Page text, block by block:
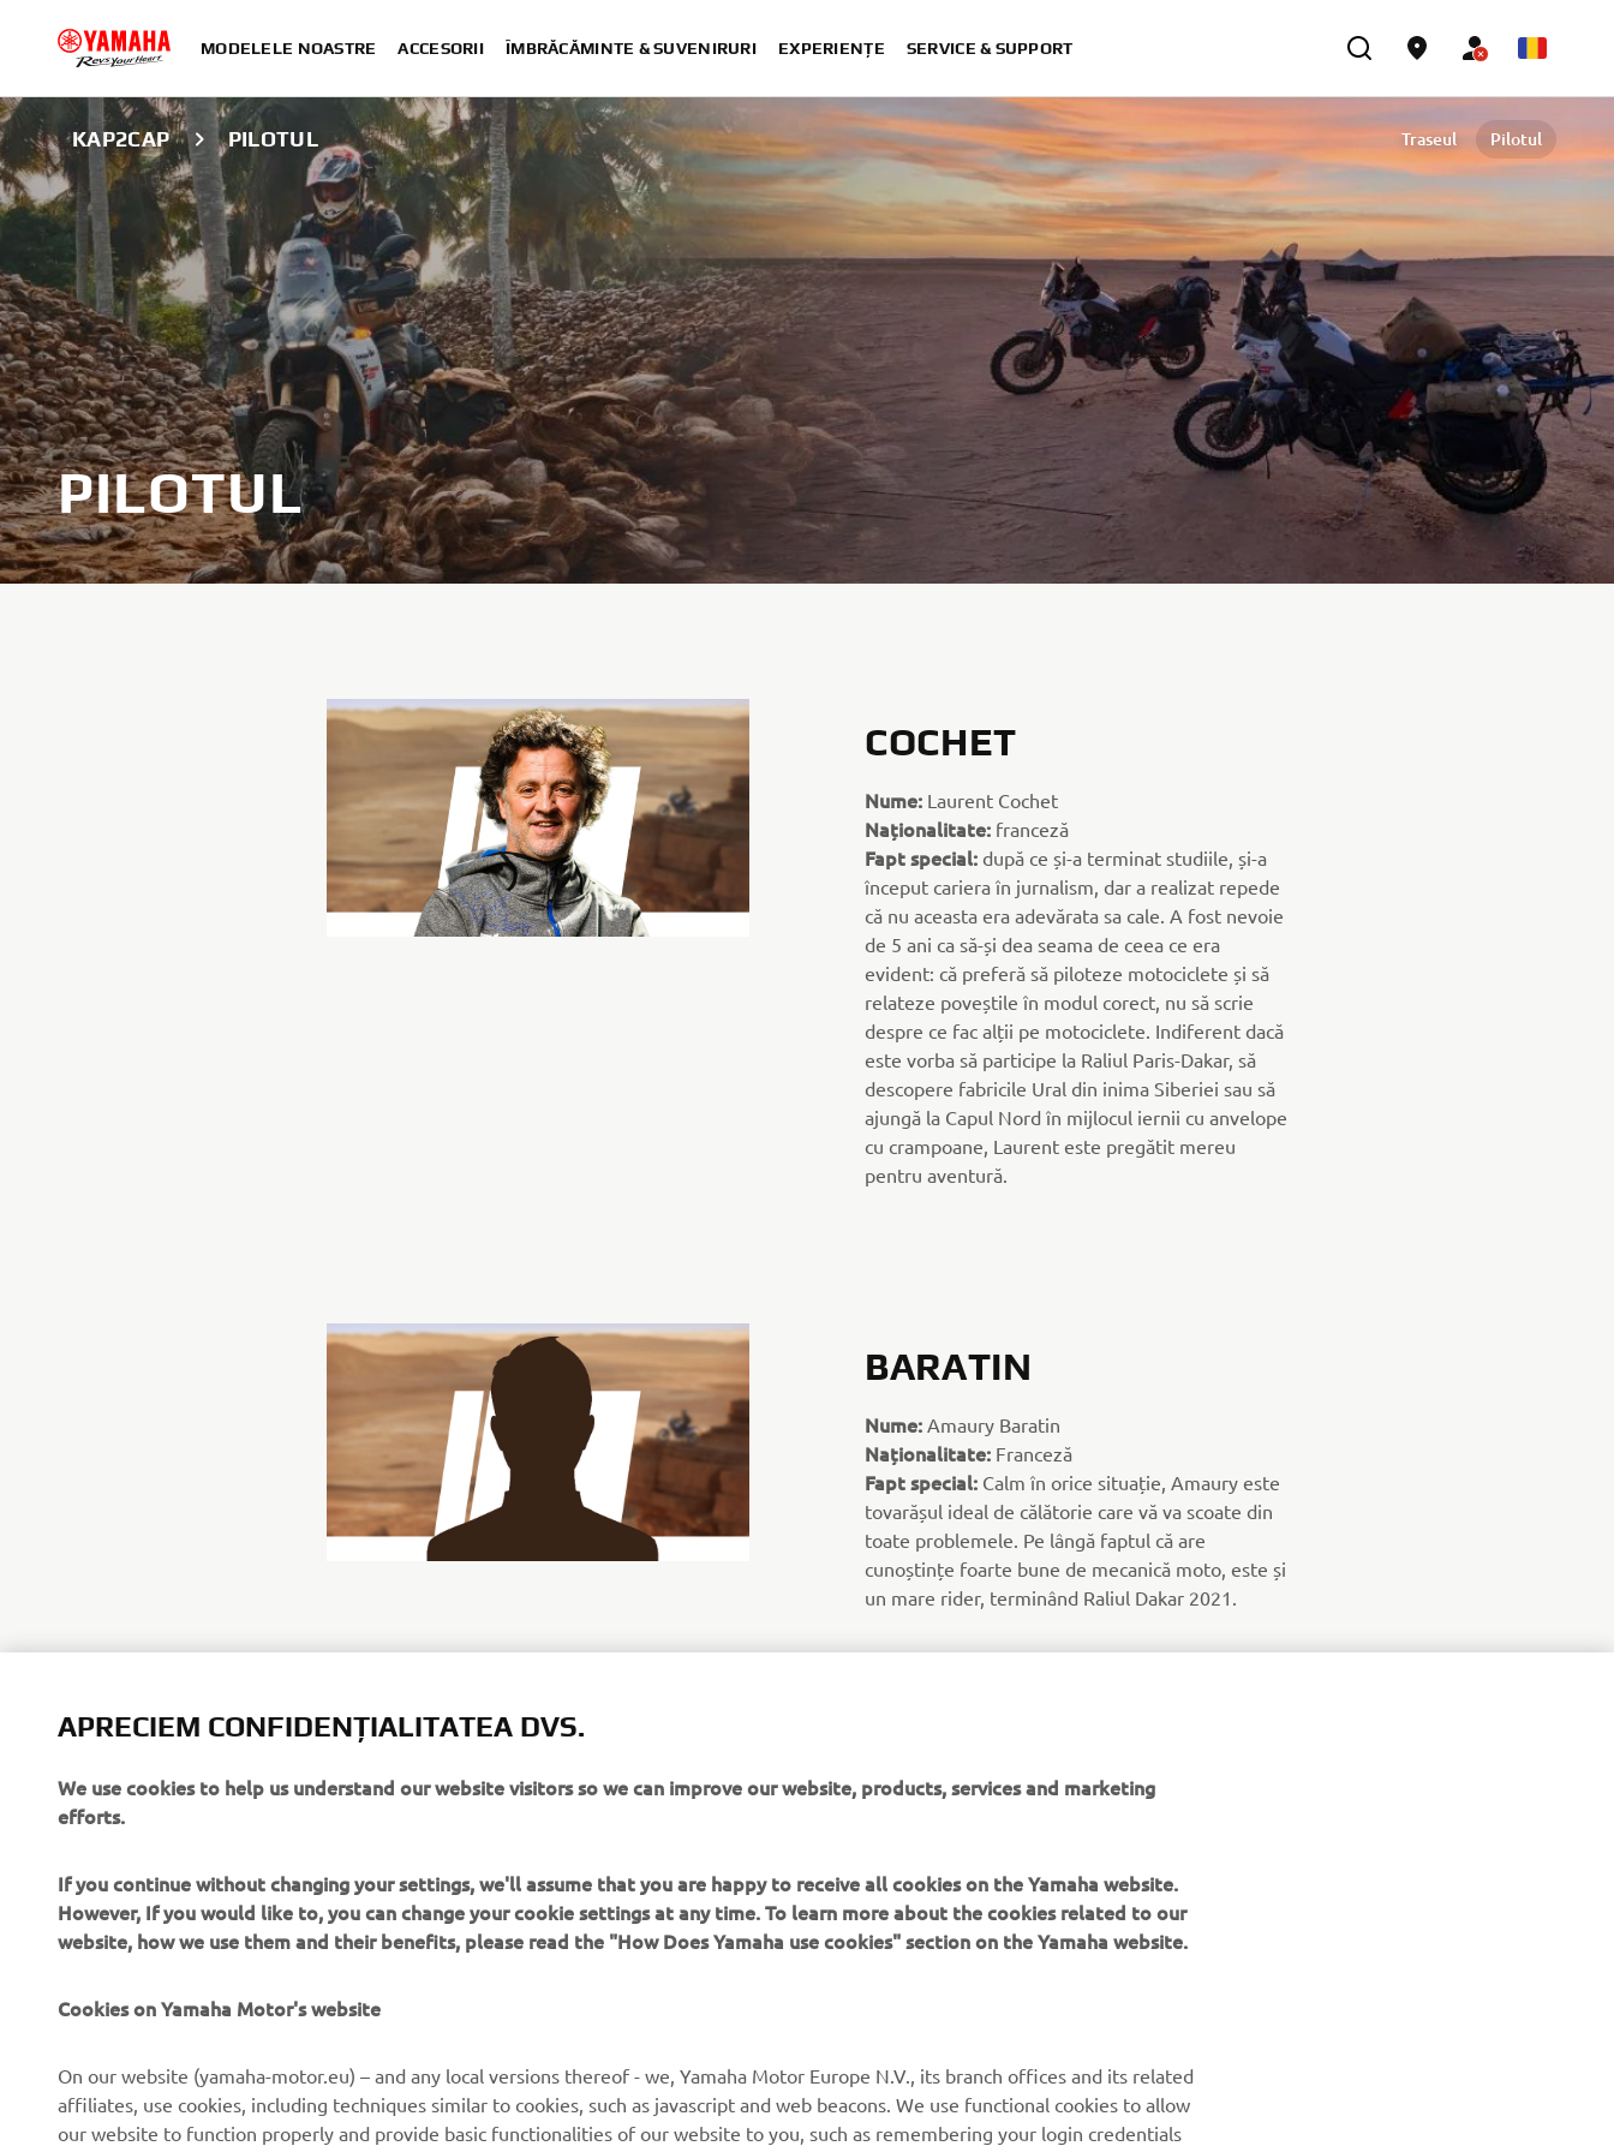
MODELELE NOASTRE ACCESORII ÎMBRĂCĂMINTE & SUVENIRURI EXPERIENȚE SERVICE & SUPPORT
KAP2CAP PILOTUL Traseul Pilotul
PILOTUL
COCHET
Nume: Laurent Cochet
Naționalitate: franceză
Fapt special: după ce și-a terminat studiile, și-a
început cariera în jurnalism, dar a realizat repede
că nu aceasta era adevărata sa cale. A fost nevoie
de 5 ani ca să-și dea seama de ceea ce era
evident: că preferă să piloteze motociclete și să
relateze poveștile în modul corect, nu să scrie
despre ce fac alții pe motociclete. Indiferent dacă
este vorba să participe la Raliul Paris-Dakar, să
descopere fabricile Ural din inima Siberiei sau să
ajungă la Capul Nord în mijlocul iernii cu anvelope
cu crampoane, Laurent este pregătit mereu
pentru aventură.
BARATIN
Nume: Amaury Baratin
Naționalitate: Franceză
Fapt special: Calm în orice situație, Amaury este
tovarășul ideal de călătorie care vă va scoate din
toate problemele. Pe lângă faptul că are
cunoștințe foarte bune de mecanică moto, este și
un mare rider, terminând Raliul Dakar 2021.
CORPORATE
Știri
PENTRU BUSINESS
Sisteme eBike
Autorități
Yamaha Music
Rezervați o întreținere
speciale, lansări noi și multe altele.
APRECIEM CONFIDENȚIALITATEA DVS.
We use cookies to help us understand our website visitors so we can improve our website, products, services and marketing
efforts.
If you continue without changing your settings, we'll assume that you are happy to receive all cookies on the Yamaha website.
However, If you would like to, you can change your cookie settings at any time. To learn more about the cookies related to our
website, how we use them and their benefits, please read the "How Does Yamaha use cookies" section on the Yamaha website.
Cookies on Yamaha Motor's website
On our website (yamaha-motor.eu) – and any local versions thereof - we, Yamaha Motor Europe N.V., its branch offices and its related
affiliates, use cookies, including techniques similar to cookies, such as javascript and web beacons. We use functional cookies to allow
our website to function properly and provide basic functionalities of our website to you, such as remembering your login credentials